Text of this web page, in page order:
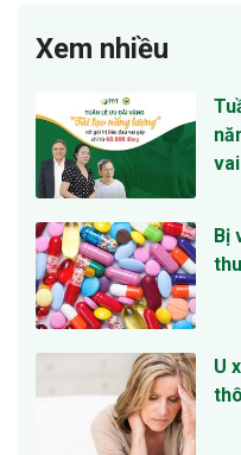
Xem nhiều
Bị
U